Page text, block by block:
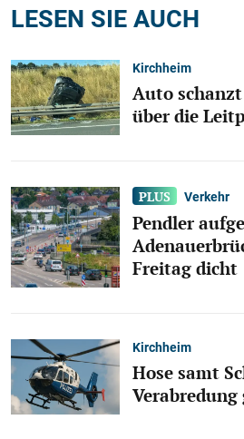
LESEN SIE AUCH
Kirchheim
Auto
über die
Verkehr
Pendler
Freitag dicht
Kirchheim
Hose samt